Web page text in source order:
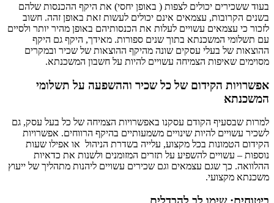
בעוד ששכירים יכולים לצפות ( באופן יחסי) את היקף ההכנסות שלהם
בשנים הקרובות, עצמאים אינם יכולים לעשות זאת באופן זהה. חשוב
לזכור כי עצמאים עשויים לעלות את הכנסותיהם באופן מהיר יותר ולסיים
עם תשלומי המשכנתא בתוך שנים ספורות. מאידך, היקף גם היקף
ההוצאות של בעלי עסקים שונה מהיקף ההוצאות של שכיר ובמקרים
מסוימים שאיפות הצמיחה עשויים להיות על חשבון המשכנתא.
אפשרויות הקידום של כל שכיר וההשפעה על תשלומי
המשכנתא
למרות שבסעיף הקודם עסקנו באפשרויות הצמיחה של כל בעל עסק, גם
לשכיר עשויים להיות שינויים משמעותיים בהיקף הרווחים. אפשרויות
הקידום הטמונות בכל מקצוע, עלייה בשדרת הניהול או אפילו שעות
נוספות – עשויים להשפיע על תזרים המזומנים ולשנות את כדאיות
ההלוואה. כך שגם עצמאים וגם שכירים עשויים ליהנות מתהליך של ייעוץ
משכנתא מקצועי.